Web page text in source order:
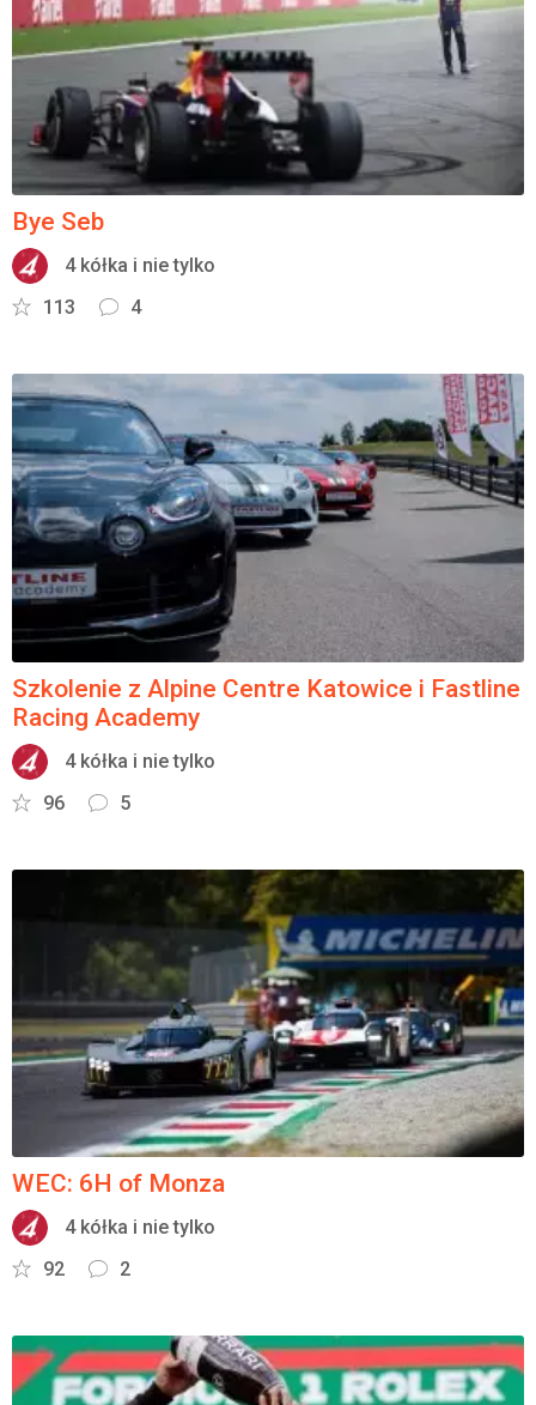
Bye Seb
4 kółka i nie tylko
113
4
Szkolenie z Alpine Centre Katowice i Fastline
Racing Academy
4 kółka i nie tylko
96
5
WEC: 6H of Monza
4 kółka i nie tylko
92
2